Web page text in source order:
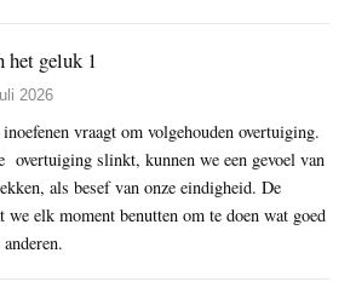
het geluk 1
2026
vraagt om volgehouden overtuiging.
overtuiging slinkt, kunnen we een gevoel van
als besef van onze eindigheid. De
we elk moment benutten om te doen wat goed